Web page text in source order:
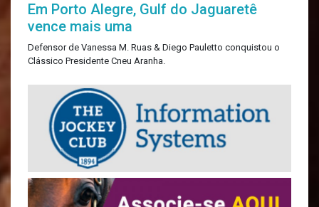
Em Porto Alegre, Gulf do Jaguaretê
vence mais uma
Defensor de Vanessa M. Ruas & Diego Pauletto conquistou o
Clássico Presidente Cneu Aranha.